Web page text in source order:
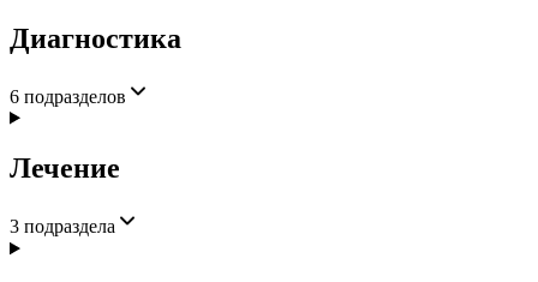
Диагностика
6 подразделов
Лечение
3 подраздела